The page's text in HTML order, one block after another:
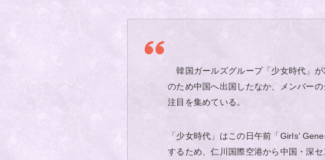
韓国ガールズグループ「少女時代」
のため中国へ出国したなか、メンバーの
注目を集めている。
「少女時代」はこの日午前「Girls’
するため、仁川国際空港から中国・深